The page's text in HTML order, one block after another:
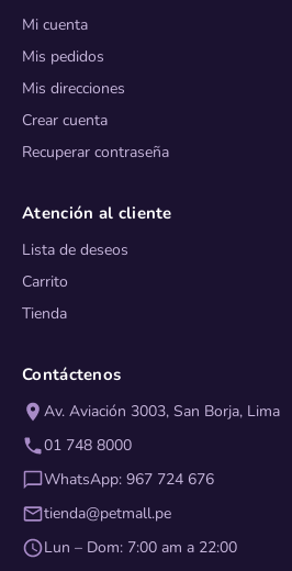
Mi cuenta
Mis pedidos
Mis direcciones
Crear cuenta
Recuperar contraseña
Atención al cliente
Lista de deseos
Carrito
Tienda
Contáctenos
Av. Aviación 3003, San Borja, Lima
01 748 8000
WhatsApp: 967 724 676
tienda@petmall.pe
Lun – Dom: 7:00 am a 22:00